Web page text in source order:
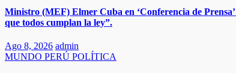
Ministro (MEF) Elmer Cuba en ‘Conferencia de
que todos cumplan la ley”.
Ago 8, 2026 admin
MUNDO PERÚ POLÍTICA